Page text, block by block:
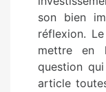
t
e
d
o
son bien
réflexion.
mettre en
question
article